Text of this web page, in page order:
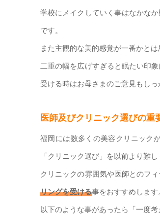
学校にメイクしていく事はなかな
です。
また主観的な美的感覚が一番かと
二重の幅を広げすぎると眠たい印
受ける時はお母さまのご意見もしっ
医師及びクリニック選びの重
福岡には数多くの美容クリニック
「クリニック選び」を以前より難
クリニックの雰囲気や医師とのフ
リングを受ける事をおすすめします。
以下のような事があったら「一度